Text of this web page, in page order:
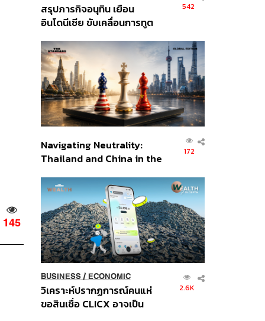
145
สรุปภารกิจอนุทิน เยือน
อินโดนีเซีย ขับเคลื่อนการทูต
ส่วนยุทธศาสตร์ไทย –
อินโดนีเซีย
542
Navigating Neutrality:
Thailand and China in the
Order
172
BUSINESS/ ECONOMIC
วิเคราะห์ปรากฏการณ์คนแห่
ขอสินเชื่อ CLICX อาจเป็น
2.6K